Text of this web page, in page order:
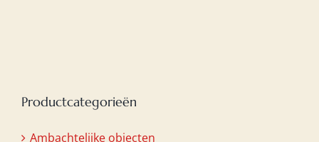
Productcategorieën
Ambachtelijke objecten